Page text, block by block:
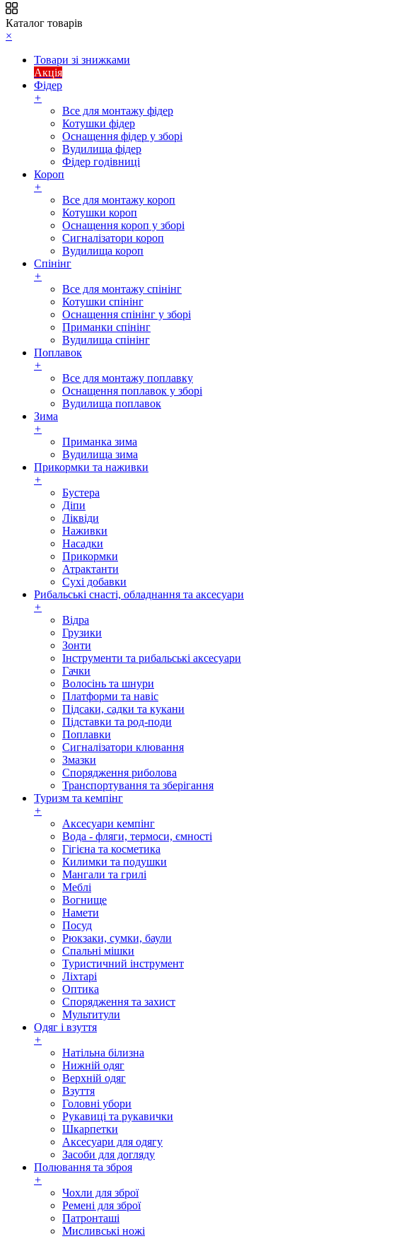
Каталог товарів
×
Товари зі знижками
Акція
Фідер
+
Все для монтажу фідер
Котушки фідер
Оснащення фідер у зборі
Вудилища фідер
Фідер годівниці
Короп
+
Все для монтажу короп
Котушки короп
Оснащення короп у зборі
Сигналізатори короп
Вудилища короп
Спінінг
+
Все для монтажу спінінг
Котушки спінінг
Оснащення спінінг у зборі
Приманки спінінг
Вудилища спінінг
Поплавок
+
Все для монтажу поплавку
Оснащення поплавок у зборі
Вудилища поплавок
Зима
+
Приманка зима
Вудилища зима
Прикормки та наживки
+
Бустера
Діпи
Ліквіди
Наживки
Насадки
Прикормки
Атрактанти
Сухі добавки
Рибальські снасті, обладнання та аксесуари
+
Відра
Грузики
Зонти
Інструменти та рибальські аксесуари
Гачки
Волосінь та шнури
Платформи та навіс
Підсаки, садки та кукани
Підставки та род-поди
Поплавки
Сигналізатори клювання
Змазки
Спорядження риболова
Транспортування та зберігання
Туризм та кемпінг
+
Аксесуари кемпінг
Вода - фляги, термоси, ємності
Гігієна та косметика
Килимки та подушки
Мангали та грилі
Меблі
Вогнище
Намети
Посуд
Рюкзаки, сумки, баули
Спальні мішки
Туристичний інструмент
Ліхтарі
Оптика
Спорядження та захист
Мультитули
Одяг і взуття
+
Натільна білизна
Нижній одяг
Верхній одяг
Взуття
Головні убори
Рукавиці та рукавички
Шкарпетки
Аксесуари для одягу
Засоби для догляду
Полювання та зброя
+
Чохли для зброї
Ремені для зброї
Патронташі
Мисливські ножі